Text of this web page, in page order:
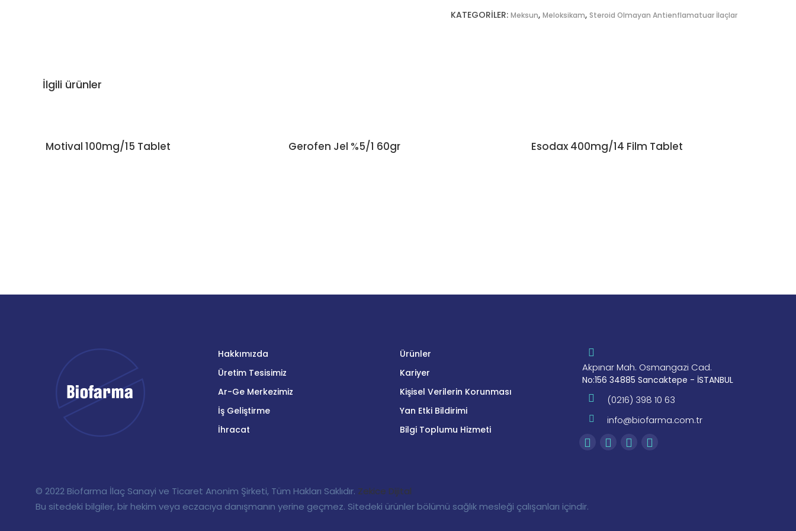
KATEGORILER: Meksun, Meloksikam, Steroid Olmayan Antienflamatuar İlaçlar
İlgili ürünler
DEVAMINI OKU
Motival 100mg/15 Tablet DEVAMINI OKU
Gerofen Jel %5/1 60gr DEVAMINI OKU
Esodax 400mg/14 Film Tablet
Hakkımızda
Üretim Tesisimiz
Ar-Ge Merkezimiz
İş Geliştirme
İhracat
Ürünler
Kariyer
Kişisel Verilerin Korunması
Yan Etki Bildirimi
Bilgi Toplumu Hizmeti
Akpınar Mah. Osmangazi Cad.
No:156 34885 Sancaktepe - İSTANBUL
(0216) 398 10 63
info@biofarma.com.tr
© 2022 Biofarma İlaç Sanayi ve Ticaret Anonim Şirketi, Tüm Hakları Saklıdır. Zekice Dijital
Bu sitedeki bilgiler, bir hekim veya eczacıya danışmanın yerine geçmez. Sitedeki ürünler bölümü sağlık mesleği çalışanları içindir.